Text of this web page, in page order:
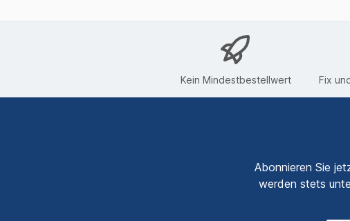
Kein Mindestbestellwert Fix
Abonnieren Sie
werden stets